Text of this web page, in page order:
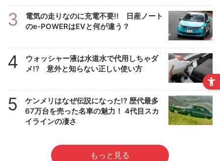
3
電気の走りなのに充電不要!! 日産ノート
のe-POWERはEVと何が違う？
4
ウォッシャー液は水道水で代用しちゃダ
メ!? 意外と知らない正しい使い方
5
ケンメリはなぜ伝説になった!? 歴代最多
67万台を売った名車の魅力！ 4代目スカ
イラインの凄さ
もっと見る